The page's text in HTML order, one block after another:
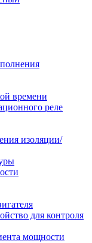
времени
реле
изоляции/
для контроля
мощности